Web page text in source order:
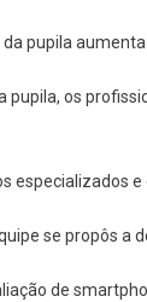
pupila
pupila, os
especializados
se propôs a
de